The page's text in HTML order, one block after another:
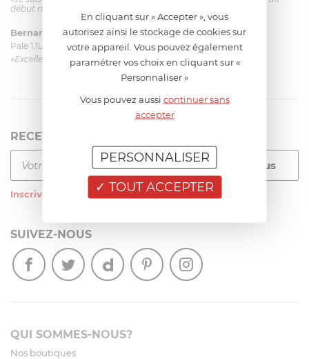
début mais ça le fait. La livraison a été très rapide. ...»
Bernard le 23/06/2026 à 09:43
Pale 1.1L pour Glacier Magimix 11031/121/123/124
«Excellent: produit et livraison»
RECEVEZ LA NEWSLETTER
Inscrivez-vous à notre newsletter
SUIVEZ-NOUS
QUI SOMMES-NOUS?
Nos boutiques
En cliquant sur « Accepter », vous
autorisez ainsi le stockage de cookies sur
votre appareil. Vous pouvez également
paramétrer vos choix en cliquant sur «
Personnaliser »
Vous pouvez aussi continuer sans
accepter
TOUT ACCEPTER
PERSONNALISER